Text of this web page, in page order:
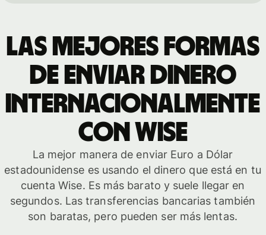
Las mejores formas
de enviar dinero
internacionalmente
con Wise
La mejor manera de enviar Euro a Dólar
estadounidense es usando el dinero que está en tu
cuenta Wise. Es más barato y suele llegar en
segundos. Las transferencias bancarias también
son baratas, pero pueden ser más lentas.